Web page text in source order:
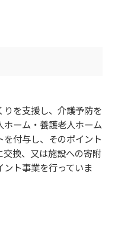
を支援し、介護予防を
ーム・養護老人ホーム
付与し、そのポイント
換、又は施設への寄附
ト事業を行っていま